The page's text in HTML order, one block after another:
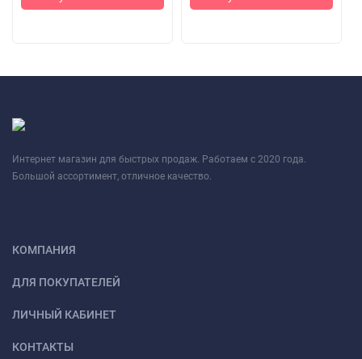
Интернет магазин для быстрых продаж. Работаем с 2020 года.
Большой ассортимент, отличное качество.
КОМПАНИЯ
ДЛЯ ПОКУПАТЕЛЕЙ
ЛИЧНЫЙ КАБИНЕТ
КОНТАКТЫ